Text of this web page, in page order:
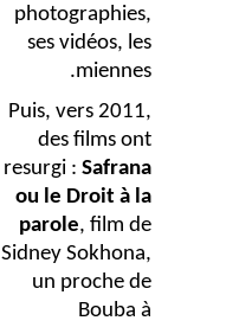
photographies,
ses vidéos, les
miennes.
Puis, vers 2011,
des films ont
resurgi : Safrana
ou le Droit à la
parole, film de
Sidney Sokhona,
un proche de
Bouba à